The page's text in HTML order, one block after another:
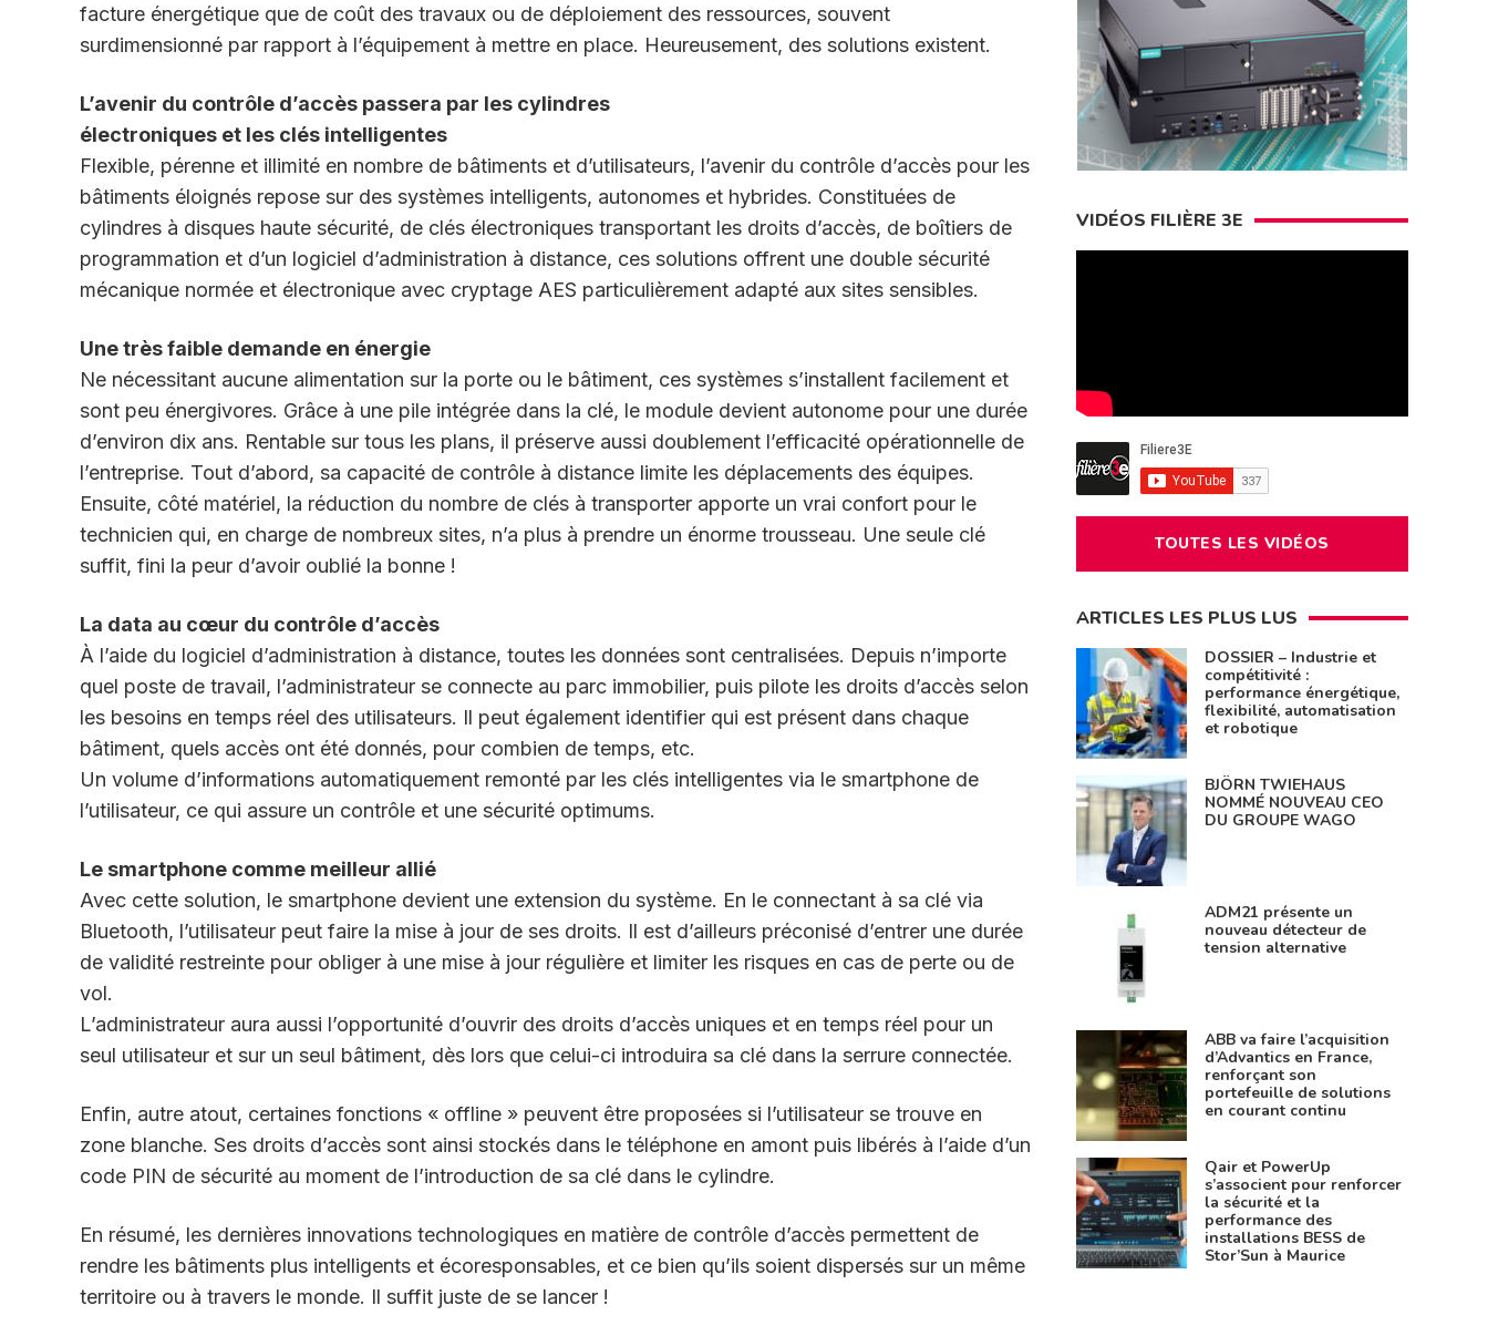
facture énergétique que de coût des travaux ou de déploiement des ressources, souvent
surdimensionné par rapport à l’équipement à mettre en place. Heureusement, des solutions existent.
L’avenir du contrôle d’accès passera par les cylindres
électroniques et les clés intelligentes
Flexible, pérenne et illimité en nombre de bâtiments et d’utilisateurs, l’avenir du contrôle d’accès pour les
bâtiments éloignés repose sur des systèmes intelligents, autonomes et hybrides. Constituées de
cylindres à disques haute sécurité, de clés électroniques transportant les droits d’accès, de boîtiers de
programmation et d’un logiciel d’administration à distance, ces solutions offrent une double sécurité
mécanique normée et électronique avec cryptage AES particulièrement adapté aux sites sensibles.
Une très faible demande en énergie
Ne nécessitant aucune alimentation sur la porte ou le bâtiment, ces systèmes s’installent facilement et
sont peu énergivores. Grâce à une pile intégrée dans la clé, le module devient autonome pour une durée
d’environ dix ans. Rentable sur tous les plans, il préserve aussi doublement l’efficacité opérationnelle de
l’entreprise. Tout d’abord, sa capacité de contrôle à distance limite les déplacements des équipes.
Ensuite, côté matériel, la réduction du nombre de clés à transporter apporte un vrai confort pour le
technicien qui, en charge de nombreux sites, n’a plus à prendre un énorme trousseau. Une seule clé
suffit, fini la peur d’avoir oublié la bonne !
La data au cœur du contrôle d’accès
À l’aide du logiciel d’administration à distance, toutes les données sont centralisées. Depuis n’importe
quel poste de travail, l’administrateur se connecte au parc immobilier, puis pilote les droits d’accès selon
les besoins en temps réel des utilisateurs. Il peut également identifier qui est présent dans chaque
bâtiment, quels accès ont été donnés, pour combien de temps, etc.
Un volume d’informations automatiquement remonté par les clés intelligentes via le smartphone de
l’utilisateur, ce qui assure un contrôle et une sécurité optimums.
Le smartphone comme meilleur allié
Avec cette solution, le smartphone devient une extension du système. En le connectant à sa clé via
Bluetooth, l’utilisateur peut faire la mise à jour de ses droits. Il est d’ailleurs préconisé d’entrer une durée
de validité restreinte pour obliger à une mise à jour régulière et limiter les risques en cas de perte ou de
vol.
L’administrateur aura aussi l’opportunité d’ouvrir des droits d’accès uniques et en temps réel pour un
seul utilisateur et sur un seul bâtiment, dès lors que celui-ci introduira sa clé dans la serrure connectée.
Enfin, autre atout, certaines fonctions « offline » peuvent être proposées si l’utilisateur se trouve en
zone blanche. Ses droits d’accès sont ainsi stockés dans le téléphone en amont puis libérés à l’aide d’un
code PIN de sécurité au moment de l’introduction de sa clé dans le cylindre.
En résumé, les dernières innovations technologiques en matière de contrôle d’accès permettent de
rendre les bâtiments plus intelligents et écoresponsables, et ce bien qu’ils soient dispersés sur un même
territoire ou à travers le monde. Il suffit juste de se lancer !
VIDÉOS FILIÈRE 3E
TOUTES LES VIDÉOS
ARTICLES LES PLUS LUS
DOSSIER – Industrie et
compétitivité :
performance énergétique,
flexibilité, automatisation
et robotique
BJÖRN TWIEHAUS
NOMMÉ NOUVEAU CEO
DU GROUPE WAGO
ADM21 présente un
nouveau détecteur de
tension alternative
ABB va faire l’acquisition
d’Advantics en France,
renforçant son
portefeuille de solutions
en courant continu
Qair et PowerUp
s’associent pour renforcer
la sécurité et la
performance des
installations BESS de
Stor’Sun à Maurice